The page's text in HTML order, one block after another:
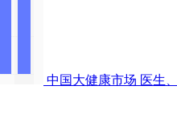
中国大健康市场 医生